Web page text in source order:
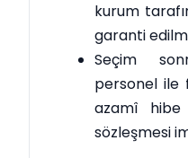
kurum
garanti
Seçim
personel ile
azamî hibe
sözleşmesi